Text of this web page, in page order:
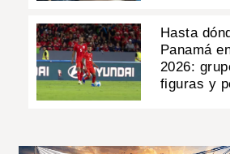
Hasta
Panamá
2026:
figuras y